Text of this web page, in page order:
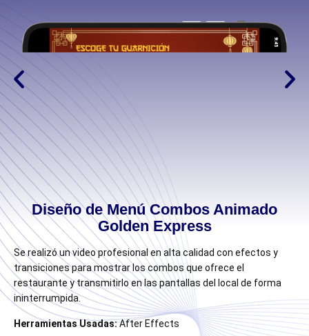
Diseño de Menú Combos Animado
Golden Express
Se realizó un video profesional en alta calidad con efectos y
transiciones para mostrar los combos que ofrece el
restaurante y transmitirlo en las pantallas del local de forma
ininterrumpida.
Herramientas Usadas:After Effects